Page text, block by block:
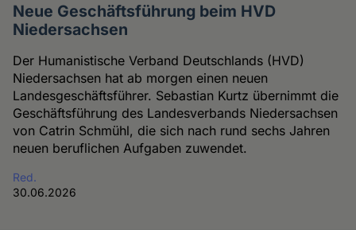
Neue Geschäftsführung beim HVD
Niedersachsen
Der Humanistische Verband Deutschlands (HVD)
Niedersachsen hat ab morgen einen neuen
Landesgeschäftsführer. Sebastian Kurtz übernimmt die
Geschäftsführung des Landesverbands Niedersachsen
von Catrin Schmühl, die sich nach rund sechs Jahren
neuen beruflichen Aufgaben zuwendet.
Red.
30.06.2026